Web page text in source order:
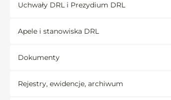
Uchwały DRL i Prezydium DRL
Apele i stanowiska DRL
Dokumenty
Rejestry, ewidencje, archiwum